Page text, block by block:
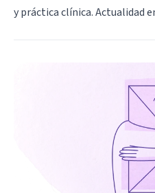
y práctica clínica. Actualidad